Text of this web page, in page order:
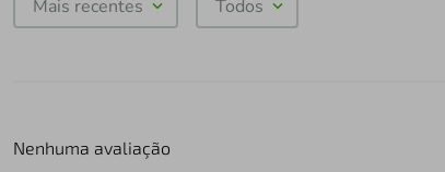
Mais recentes Todos
Nenhuma avaliação